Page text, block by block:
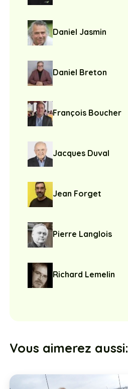
Daniel Jasmin
Daniel Breton
François Boucher
Jacques Duval
Jean Forget
Pierre Langlois
Richard Lemelin
Vous aimerez aussi: